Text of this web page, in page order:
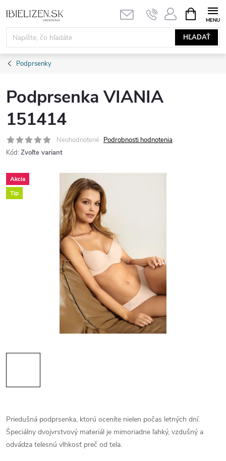
na
obsah
HĽADAŤ
KOŠÍK
Podprsenky
Podprsenka VIANIA
151414
Neohodnotené Podrobnosti hodnotenia
Kód: Zvoľte variant
Akcia
Tip
Priedušná podprsenka, ktorú oceníte nielen počas letných dní.
Špeciálny dvojvrstvový materiál je mimoriadne ľahký, vzdušný a
odvádza telesnú vlhkosť preč od tela.